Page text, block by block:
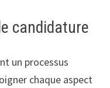
candidature
un processus
chaque aspect